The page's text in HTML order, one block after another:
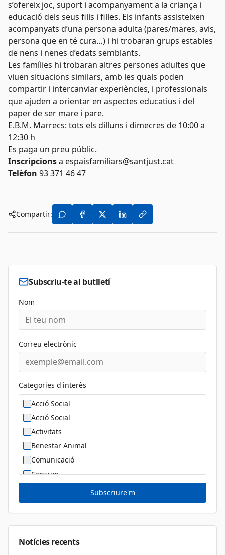
s’ofereix joc, suport i acompanyament a la criança i
educació dels seus fills i filles. Els infants assisteixen
acompanyats d’una persona adulta (pares/mares, avis,
persona que en té cura…) i hi trobaran grups estables
de nens i nenes d’edats semblants.
Les famílies hi trobaran altres persones adultes que
viuen situacions similars, amb les quals poden
compartir i intercanviar experiències, i professionals
que ajuden a orientar en aspectes educatius i del
paper de ser mare i pare.
E.B.M. Marrecs: tots els dilluns i dimecres de 10:00 a
12:30 h
Es paga un preu públic.
Inscripcionsa espaisfamiliars@santjust.cat
Telèfon 93 371 46 47
Compartir:
Subscriu-te al butlletí
Nom
Correu electrònic
Categories d'interès
Acció Social
Acció Social
Activitats
Benestar Animal
Comunicació
Consum
Diversitat Sexual i de Gènere
Dona
Subscriure'm
Notícies recents